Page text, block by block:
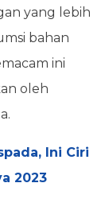
yang lebih
bahan
ini
oleh
Ini Ciri
2023